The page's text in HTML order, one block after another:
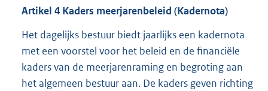
Artikel 4 Kaders meerjarenbeleid (Kadernota)
Het dagelijks bestuur biedt jaarlijks een kadernota
met een voorstel voor het beleid en de financiële
kaders van de meerjarenraming en begroting aan
het algemeen bestuur aan. De kaders geven richting